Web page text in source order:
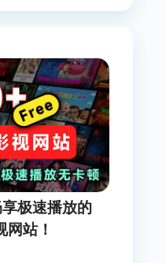
极速播放的
站！